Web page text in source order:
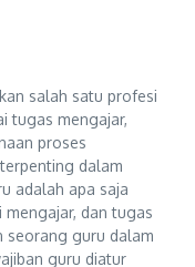
salah satu profesi
tugas mengajar,
proses
dalam
adalah apa saja
dan tugas
seorang guru dalam
guru diatur